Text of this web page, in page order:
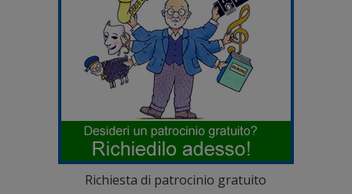
Richiesta di patrocinio gratuito